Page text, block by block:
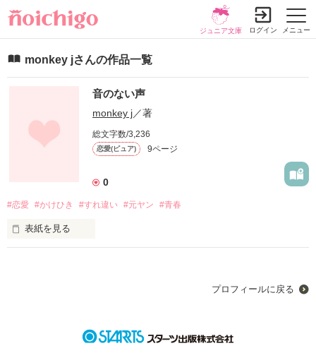
メニュー
ジュニア文庫 ログイン
monkey jさんの作品一覧
音のない声
monkey j／著
総文字数/3,236
恋愛(ピュア) 9ページ
0
#恋愛 #かけひき #すれ違い #元ヤン #青春
表紙を見る
なんで言ってくれなかったんだ
プロフィールに戻る